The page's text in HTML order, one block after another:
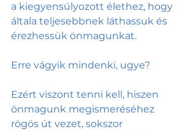
a kiegyensúlyozott élethez, hogy
általa teljesebbnek láthassuk és
érezhessük önmagunkat.
Erre vágyik mindenki, ugye?
Ezért viszont tenni kell, hiszen
önmagunk megismeréséhez
rögös út vezet, sokszor